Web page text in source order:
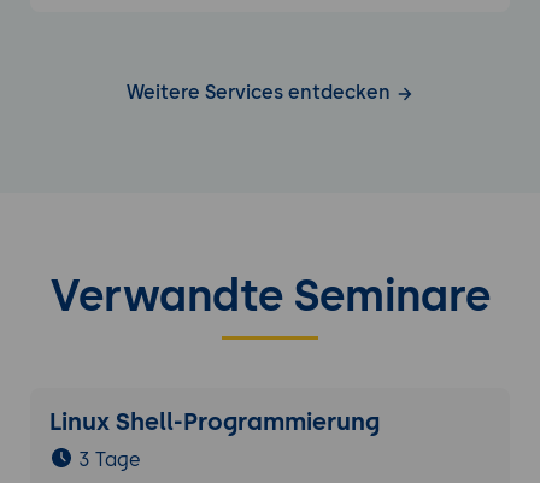
Weitere Services entdecken
Verwandte Seminare
Linux Shell-Programmierung
3 Tage